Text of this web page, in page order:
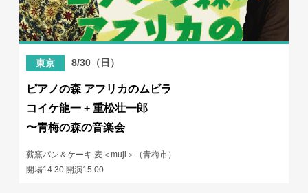
東京 8/30（日）
ピアノの森 アフリカのムビラ
コイケ龍一 + 重松壮一郎
〜青梅の森の音楽会
薪窯パン＆ケーキ 麦＜muji＞（青梅市）
開場14:30 開演15:00